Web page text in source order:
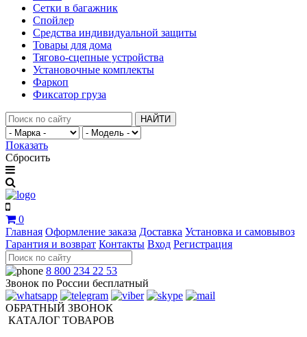
Сетки в багажник
Спойлер
Средства индивидуальной защиты
Товары для дома
Тягово-сцепные устройства
Установочные комплекты
Фаркоп
Фиксатор груза
НАЙТИ
Показать
Сбросить
0
Главная Оформление заказа Доставка Установка и самовывоз
Гарантия и возврат Контакты Вход Регистрация
8 800 234 22 53
Звонок по России бесплатный
ОБРАТНЫЙ ЗВОНОК
КАТАЛОГ ТОВАРОВ